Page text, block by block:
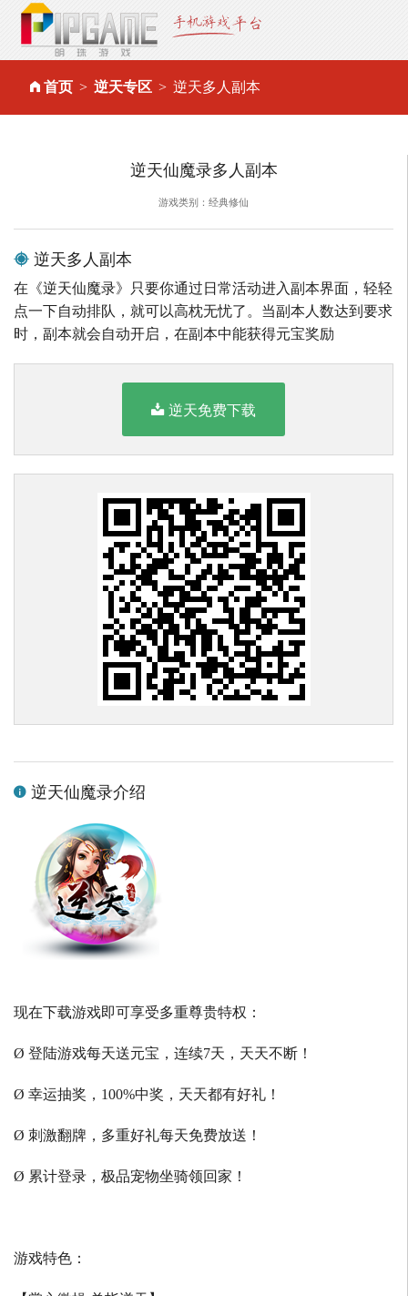
首页 逆天专区 逆天多人副本
逆天仙魔录多人副本
游戏类别：经典修仙
逆天多人副本
在《逆天仙魔录》只要你通过日常活动进入副本界面，轻轻
点一下自动排队，就可以高枕无忧了。当副本人数达到要求
时，副本就会自动开启，在副本中能获得元宝奖励
逆天免费下载
逆天仙魔录介绍
现在下载游戏即可享受多重尊贵特权：
Ø 登陆游戏每天送元宝，连续7天，天天不断！
Ø 幸运抽奖，100%中奖，天天都有好礼！
Ø 刺激翻牌，多重好礼每天免费放送！
Ø 累计登录，极品宠物坐骑领回家！
游戏特色：